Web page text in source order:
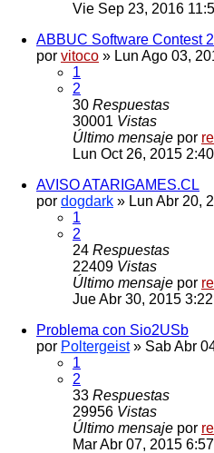
Vie Sep 23, 2016
ABBUC Software Contest
por vitoco » Lun Ago 03,
1
2
30 Respuestas
30001 Vistas
Último mensaje por
Lun Oct 26, 2015
AVISO ATARIGAMES.CL
por dogdark » Lun Abr 20,
1
2
24 Respuestas
22409 Vistas
Último mensaje por
Jue Abr 30, 2015
Problema con Sio2USb
por Poltergeist» Sab Abr
1
2
33 Respuestas
29956 Vistas
Último mensaje por
Mar Abr 07, 2015